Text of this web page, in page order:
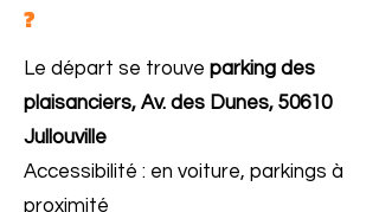
?
Le départ se trouve parking des
plaisanciers, Av. des Dunes, 50610
Jullouville
Accessibilité : en voiture, parkings à
proximité